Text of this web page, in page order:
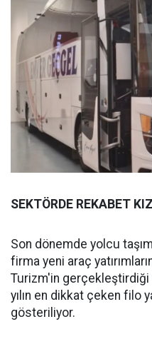
SEKTÖRDE REKABET
Son dönemde yolcu
firma yeni araç
Turizm'in gerçekleştirdiği
yılın en dikkat çeken filo
gösteriliyor.